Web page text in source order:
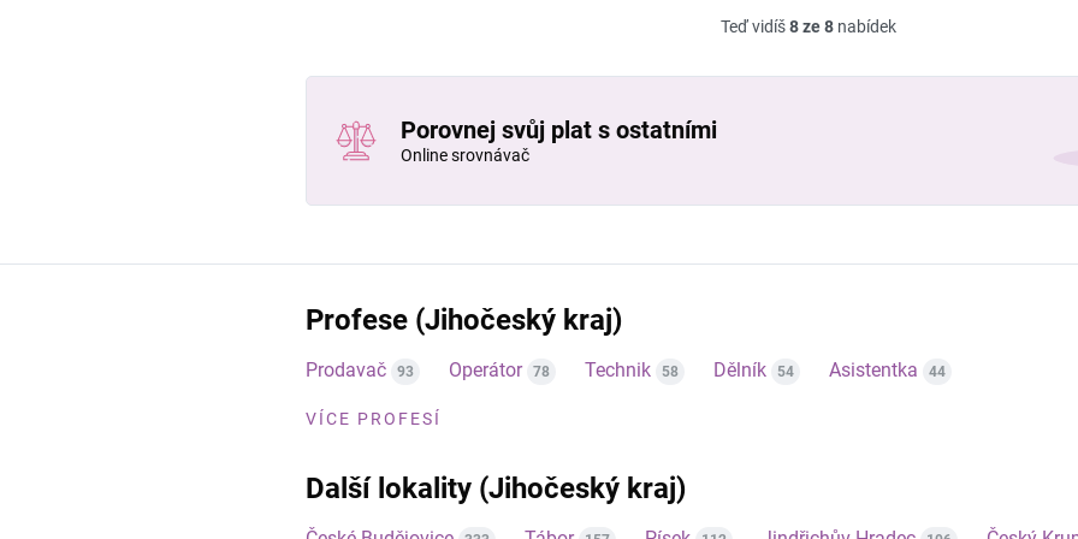
Teď vidíš8 ze 8 nabídek
Porovnej svůj plat s ostatními
Online srovnávač
Profese (Jihočeský kraj)
Prodavač 93 Operátor 78 Technik 58 Dělník 54 Asistentka 44
VÍCE PROFESÍ
Další lokality (Jihočeský kraj)